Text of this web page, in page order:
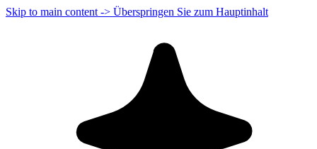
Skip to main content -> Überspringen Sie zum Hauptinhalt